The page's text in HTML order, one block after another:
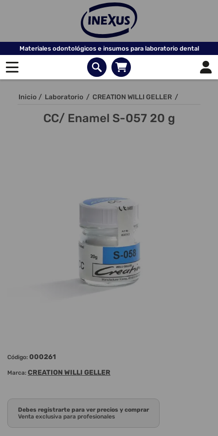
Materiales odontológicos e insumos para laboratorio dental
Inicio / Laboratorio / CREATION WILLI GELLER /
CC/ Enamel S-057 20 g
Código: 000261
Marca: CREATION WILLI GELLER
Debes registrarte para ver precios y comprar
Venta exclusiva para profesionales